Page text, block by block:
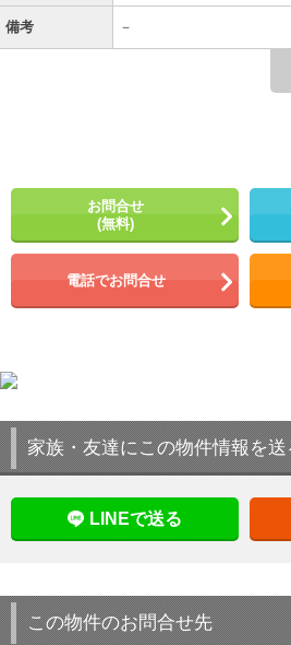
備考 －
お問合せ
(無料)
電話でお問合せ
家族・友達にこの物件情報を送
LINEで送る
この物件のお問合せ先